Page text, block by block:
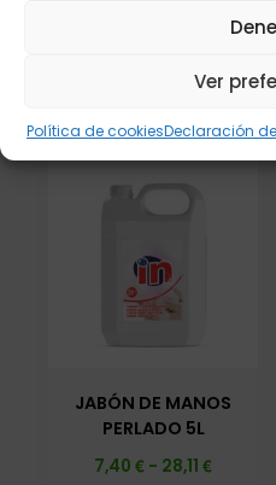
Ver
Política de cookiesDeclaración
JABÓN DE MANOS
PERLADO 5L
7,40 € - 28,11 €